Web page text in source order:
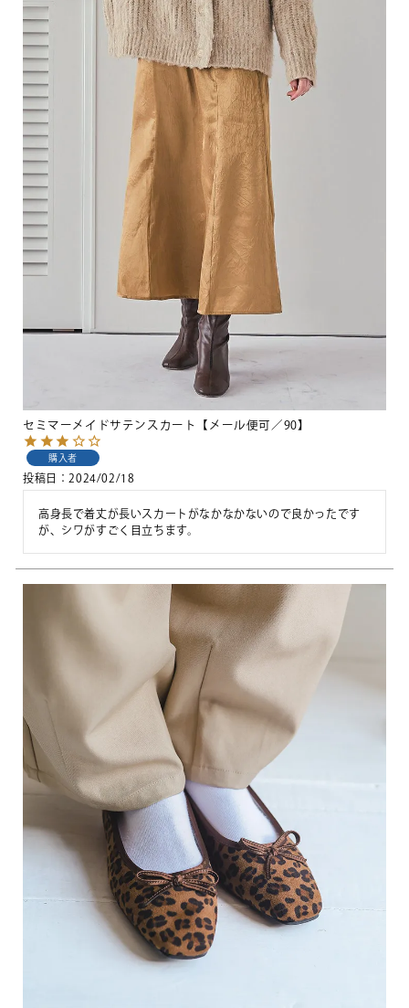
セミマーメイドサテンスカート【メール便可／90】
購入者
投稿日 2024/02/18
高身長で着丈が長いスカートがなかなかないので良かったです
が、シワがすごく目立ちます。